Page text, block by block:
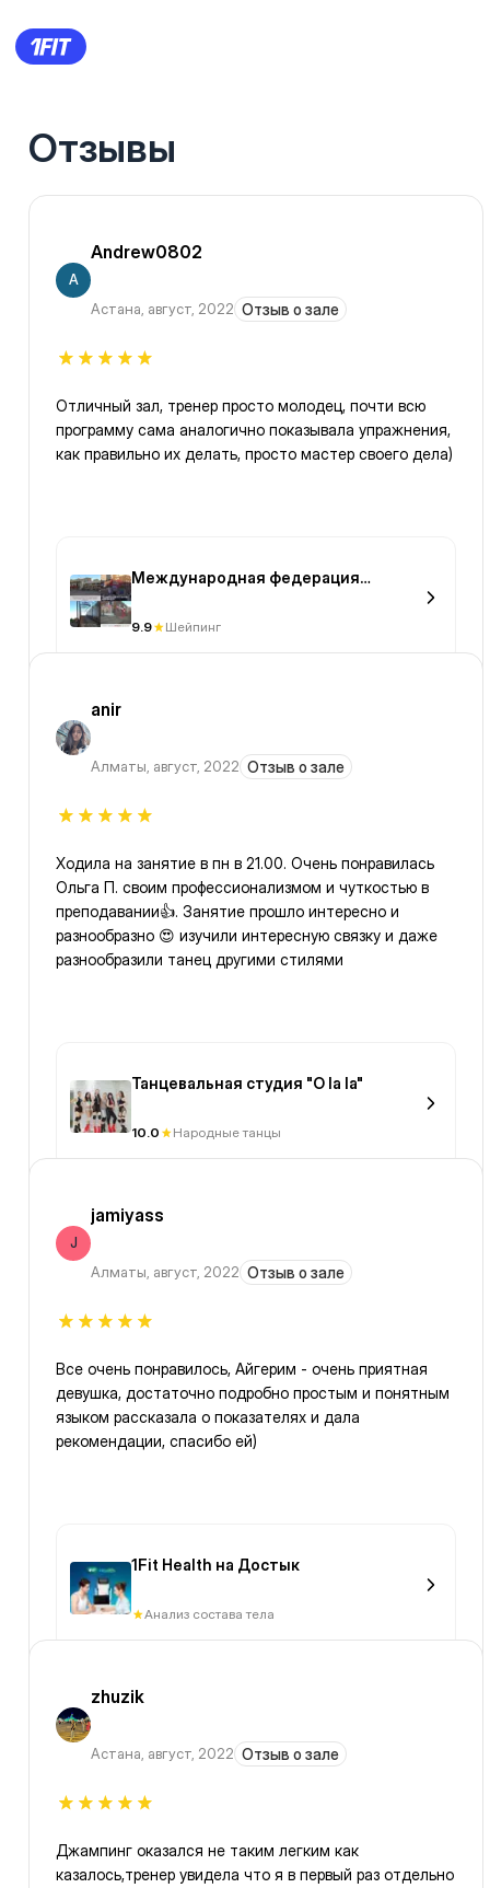
Отзывы
A
Andrew0802
Астана, август, 2022 Отзыв о зале
Отличный зал, тренер просто молодец, почти всю
программу сама аналогично показывала упражнения,
как правильно их делать, просто мастер своего дела)
Международная федерация
9.9 Шейпинг
anir
Алматы, август, 2022 Отзыв о зале
Ходила на занятие в пн в 21.00. Очень понравилась
Ольга П. своим профессионализмом и чуткостью в
преподавании👍. Занятие прошло интересно и
разнообразно 😍 изучили интересную связку и даже
разнообразили танец другими стилями
Танцевальная студия "O la la"
10.0 Народные танцы
J
jamiyass
Алматы, август, 2022 Отзыв о зале
Все очень понравилось, Айгерим - очень приятная
девушка, достаточно подробно простым и понятным
языком рассказала о показателях и дала
рекомендации, спасибо ей)
1Fit Health на Достык
Анализ состава тела
zhuzik
Астана, август, 2022 Отзыв о зале
Джампинг оказался не таким легким как
казалось,тренер увидела что я в первый раз отдельно